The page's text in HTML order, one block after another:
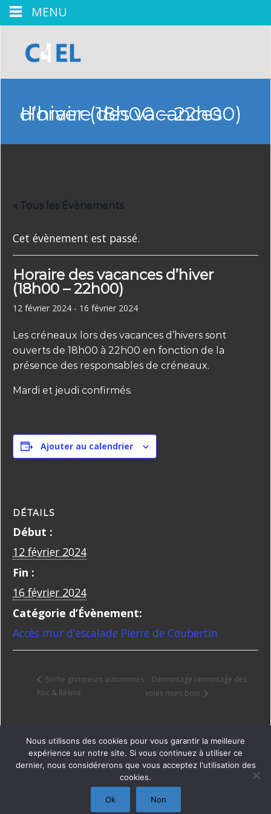
Horaire des vacances d’hiver (18h00 – 22h00)
« Tous les Évènements
Cet évènement est passé.
Horaire des vacances d’hiver
(18h00 – 22h00)
12 février 2024 - 16 février 2024
Les créneaux lors des vacances d’hivers sont
ouverts de 18h00 à 22h00 en fonction de la
présence des responsables de créneaux.
Mardi et jeudi confirmés.
Ajouter au calendrier
DÉTAILS
Début :
12 février 2024
Fin :
16 février 2024
Catégorie d’Évènement:
Accès mur d'escalade Pierre de Coubertin
Sortie grimpeurs autonomes
Roc & Résine
Démontage remontage des
voies murs bois
MENU
Nous utilisons des cookies pour vous garantir la meilleure
expérience sur notre site. Si vous continuez à utiliser ce
dernier, nous considérerons que vous acceptez l'utilisation des
cookies.
Ok Non